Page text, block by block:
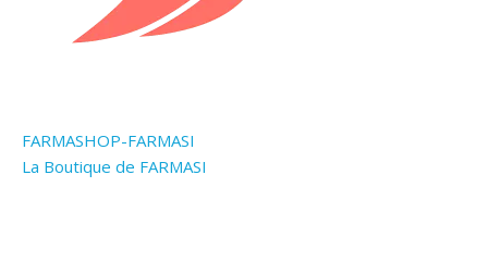
FARMASHOP-FARMASI
La Boutique de FARMASI